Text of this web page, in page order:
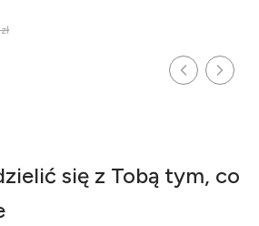
się z Tobą tym, co